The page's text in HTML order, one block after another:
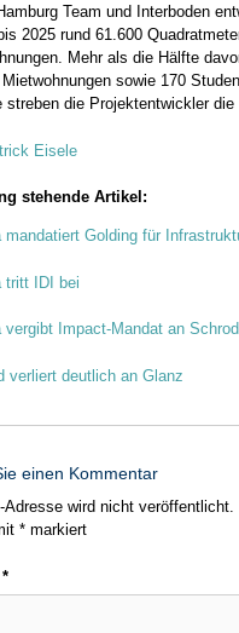
Team und Interboden
2025 rund 61.600
Mehr als die Hälfte
sowie 170
streben die Projektentwickler
Eisele
stehende Artikel:
mandatiert Golding für
tritt IDI bei
vergibt Impact-Mandat an
verliert deutlich an Glanz
einen Kommentar
Adresse wird nicht veröffentlicht.
* markiert
*